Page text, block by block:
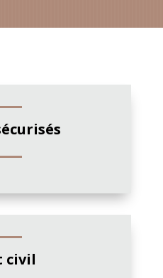
civil